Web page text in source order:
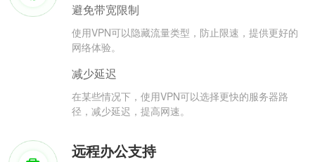
避免带宽限制
使用VPN可以隐藏流量类型，防止限速，提供更好的
网络体验。
减少延迟
在某些情况下，使用VPN可以选择更快的服务器路
径，减少延迟，提高网速。
远程办公支持